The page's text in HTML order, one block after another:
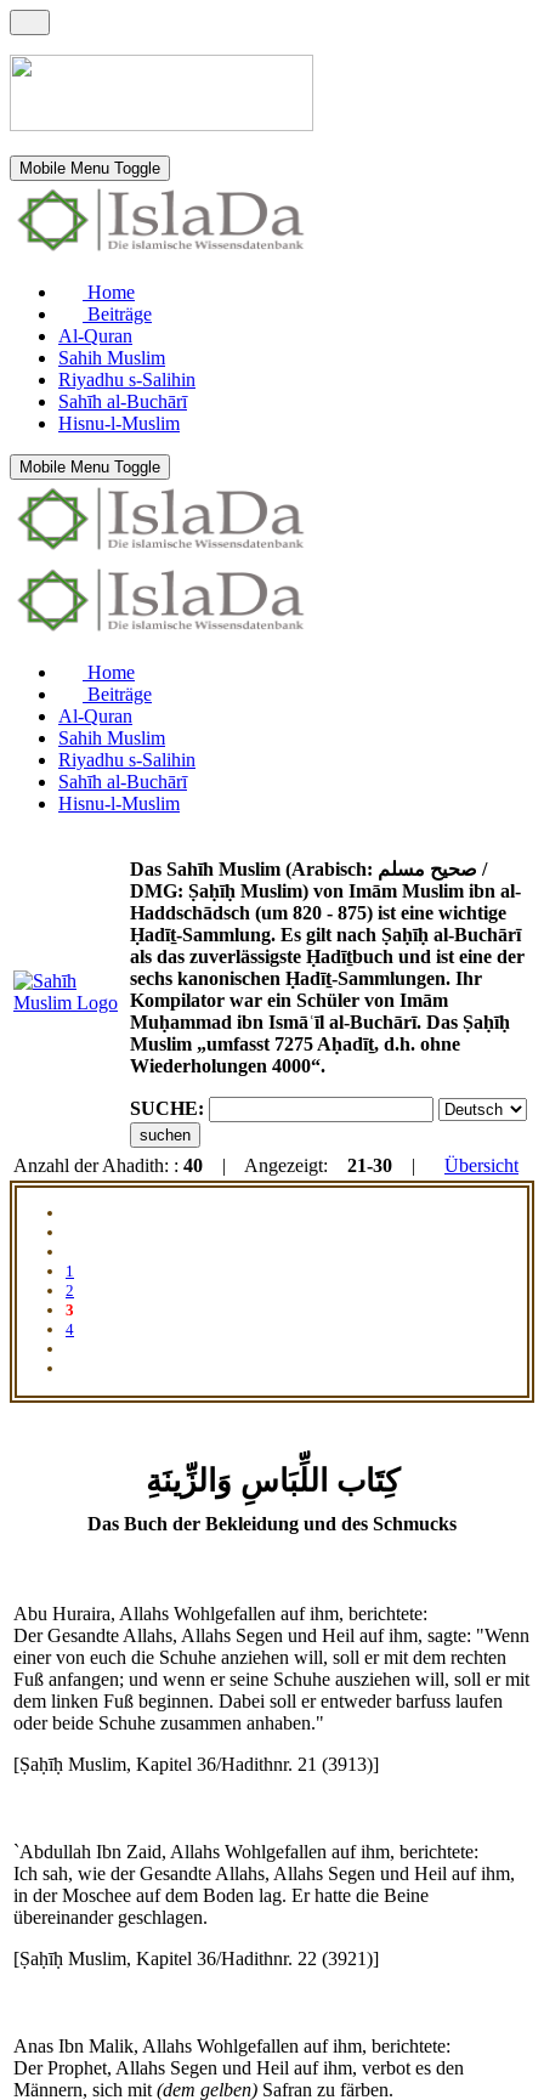
Mobile Menu Toggle
Home
Beiträge
Al-Quran
Sahih Muslim
Riyadhu s-Salihin
Sahīh al-Buchārī
Hisnu-l-Muslim
Mobile Menu Toggle
Home
Beiträge
Al-Quran
Sahih Muslim
Riyadhu s-Salihin
Sahīh al-Buchārī
Hisnu-l-Muslim
Das Sahīh Muslim (Arabisch: صحيح مسلم /
DMG: Ṣaḥīḥ Muslim) von Imām Muslim ibn al-
Haddschādsch (um 820 - 875) ist eine wichtige
Ḥadīṯ-Sammlung. Es gilt nach Ṣaḥīḥ al-Buchārī
als das zuverlässigste Ḥadīṯbuch und ist eine der
sechs kanonischen Ḥadīṯ-Sammlungen. Ihr
Kompilator war ein Schüler von Imām
Muḥammad ibn Ismāʿīl al-Buchārī. Das Ṣaḥīḥ
Muslim „umfasst 7275 Aḥadīṯ, d.h. ohne
Wiederholungen 4000“.
SUCHE:
Anzahl der Ahadith: : 40 | Angezeigt: 21-30 | Übersicht
1
2
3
4
كِتَاب اللِّبَاسِ وَالزِّينَةِ
Das Buch der Bekleidung und des Schmucks
Abu Huraira, Allahs Wohlgefallen auf ihm, berichtete:
Der Gesandte Allahs, Allahs Segen und Heil auf ihm, sagte: "Wenn
einer von euch die Schuhe anziehen will, soll er mit dem rechten
Fuß anfangen; und wenn er seine Schuhe ausziehen will, soll er mit
dem linken Fuß beginnen. Dabei soll er entweder barfuss laufen
oder beide Schuhe zusammen anhaben."
[Ṣaḥīḥ Muslim, Kapitel 36/Hadithnr. 21 (3913)]
`Abdullah Ibn Zaid, Allahs Wohlgefallen auf ihm, berichtete:
Ich sah, wie der Gesandte Allahs, Allahs Segen und Heil auf ihm,
in der Moschee auf dem Boden lag. Er hatte die Beine
übereinander geschlagen.
[Ṣaḥīḥ Muslim, Kapitel 36/Hadithnr. 22 (3921)]
Anas Ibn Malik, Allahs Wohlgefallen auf ihm, berichtete:
Der Prophet, Allahs Segen und Heil auf ihm, verbot es den
Männern, sich mit (dem gelben) Safran zu färben.